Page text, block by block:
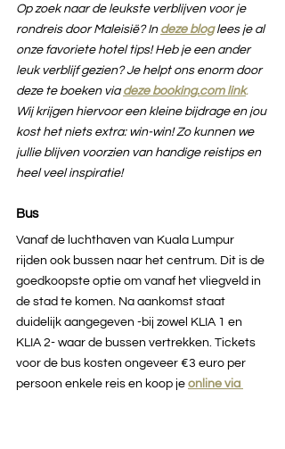
Op zoek naar de leukste verblijven voor je
rondreis door Maleisië? In deze blog lees je al
onze favoriete hotel tips! Heb je een ander
leuk verblijf gezien? Je helpt ons enorm door
deze te boeken via deze booking.com link.
Wij krijgen hiervoor een kleine bijdrage en jou
kost het niets extra: win-win! Zo kunnen we
jullie blijven voorzien van handige reistips en
heel veel inspiratie!
Bus
Vanaf de luchthaven van Kuala Lumpur
rijden ook bussen naar het centrum. Dit is de
goedkoopste optie om vanaf het vliegveld in
de stad te komen. Na aankomst staat
duidelijk aangegeven -bij zowel KLIA 1 en
KLIA 2- waar de bussen vertrekken. Tickets
voor de bus kosten ongeveer €3 euro per
persoon enkele reis en koop je online via